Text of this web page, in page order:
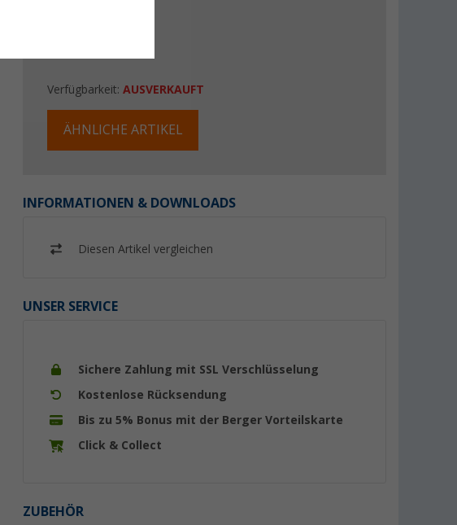
Verfügbarkeit: AUSVERKAUFT
ÄHNLICHE ARTIKEL
INFORMATIONEN & DOWNLOADS
Diesen Artikel vergleichen
UNSER SERVICE
Sichere Zahlung mit SSL Verschlüsselung
Kostenlose Rücksendung
Bis zu 5% Bonus mit der Berger Vorteilskarte
Click & Collect
ZUBEHÖR
Berger Alu Topf-Set mit
UVP 89,99 €